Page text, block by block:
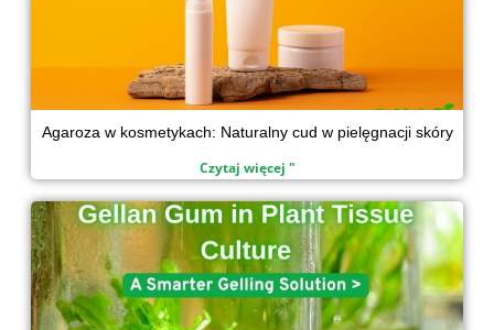
Agaroza w kosmetykach: Naturalny cud w pielęgnacji skóry
Czytaj więcej "